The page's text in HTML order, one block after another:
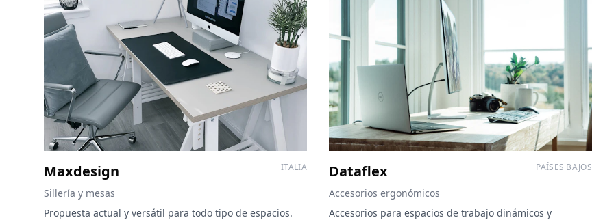
Maxdesign ITALIA
Sillería y mesas
Propuesta actual y versátil para todo tipo de espacios.
Dataflex PAÍSES BAJOS
Accesorios ergonómicos
Accesorios para espacios de trabajo dinámicos y